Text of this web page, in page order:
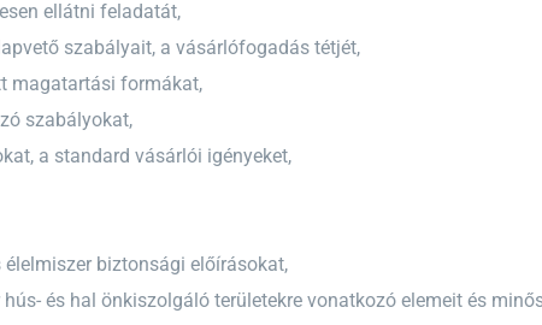
ellátni feladatát,
szabályait, a vásárlófogadás tétjét,
magatartási formákat,
szabályokat,
a standard vásárlói igényeket,
biztonsági előírásokat,
és hal önkiszolgáló területekre vonatkozó elemeit és